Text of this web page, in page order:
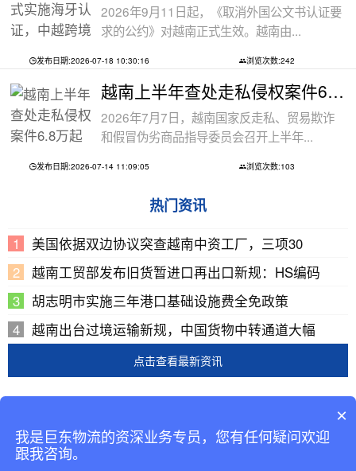
2026年9月11日起，《取消外国公文书认证要
求的公约》对越南正式生效。越南由...
发布日期:2026-07-18 10:30:16 浏览次数:242
越南上半年查处走私侵权案件6.8万起
2026年7月7日，越南国家反走私、贸易欺诈
和假冒伪劣商品指导委员会召开上半年...
发布日期:2026-07-14 11:09:05 浏览次数:103
热门资讯
美国依据双边协议突查越南中资工厂，三项30
越南工贸部发布旧货暂进口再出口新规：HS编码
胡志明市实施三年港口基础设施费全免政策
越南出台过境运输新规，中国货物中转通道大幅
点击查看最新资讯
版权所有
备案号： 粤ICP备13069001号-2
×
我是巨东物流的资深业务专员，您有任何疑问欢迎
跟我咨询。